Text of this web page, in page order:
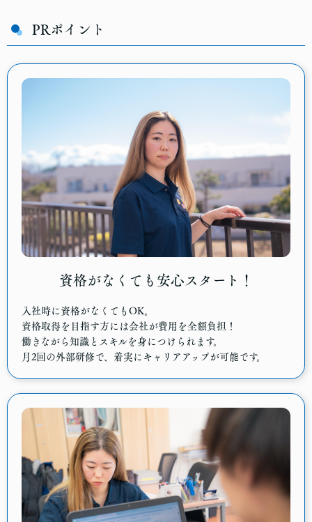
PRポイント
資格がなくても安心スタート！
入社時に資格がなくてもOK。
資格取得を目指す方には会社が費用を全額負担！
働きながら知識とスキルを身につけられます。
月2回の外部研修で、着実にキャリアアップが可能です。